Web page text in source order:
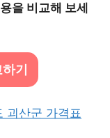
을 비교해 보세
기
괴산군 가격표